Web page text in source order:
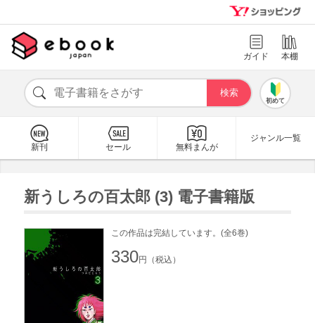
ガイド 本棚
初めて
新刊 セール 無料まんが
ジャンル一覧
新うしろの百太郎 (3) 電子書籍版
この作品は完結しています。(全6巻)
330円（税込）